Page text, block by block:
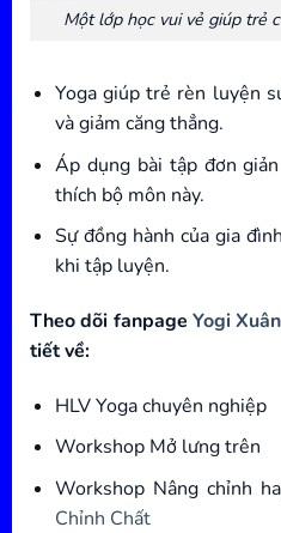
Một lớp học vui vẻ giúp trẻ
Yoga giúp trẻ rèn luyện
và giảm căng thẳng.
Áp dụng bài tập đơn
thích bộ môn này.
Sự đồng hành của gia
khi tập luyện.
Theo dõi fanpage Yogi Xuân
tiết về:
HLV Yoga chuyên nghiệp
Workshop Mở lưng trên
Workshop Nâng chỉnh
Chỉnh Chất